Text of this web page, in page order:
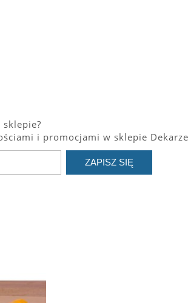
i promocjami w sklepie
ZAPISZ SIĘ